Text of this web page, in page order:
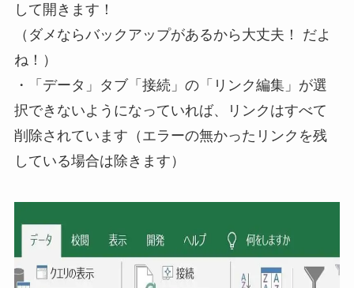
して開きます！
（ダメならバックアップがあるから大丈夫！ だよ
ね！）
・「データ」タブ「接続」の「リンク編集」が選
択できないようになっていれば、リンクはすべて
削除されています（エラーの無かったリンクを残
している場合は除きます）